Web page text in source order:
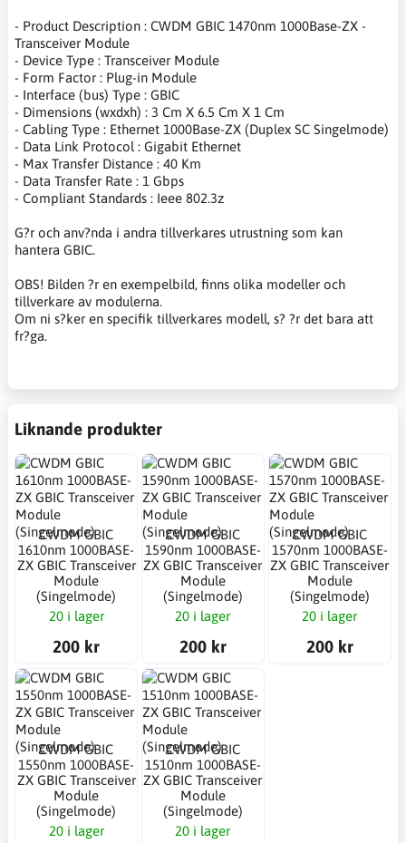
- Product Description : CWDM GBIC 1470nm 1000Base-ZX -
Transceiver Module
- Device Type : Transceiver Module
- Form Factor : Plug-in Module
- Interface (bus) Type : GBIC
- Dimensions (wxdxh) : 3 Cm X 6.5 Cm X 1 Cm
- Cabling Type : Ethernet 1000Base-ZX (Duplex SC Singelmode)
- Data Link Protocol : Gigabit Ethernet
- Max Transfer Distance : 40 Km
- Data Transfer Rate : 1 Gbps
- Compliant Standards : Ieee 802.3z
G?r och anv?nda i andra tillverkares utrustning som kan
hantera GBIC.
OBS! Bilden ?r en exempelbild, finns olika modeller och
tillverkare av modulerna.
Om ni s?ker en specifik tillverkares modell, s? ?r det bara att
fr?ga.
Liknande produkter
CWDM GBIC
1610nm 1000BASE-
ZX GBIC Transceiver
Module
(Singelmode)
20 i lager
200 kr
CWDM GBIC
1590nm 1000BASE-
ZX GBIC Transceiver
Module
(Singelmode)
20 i lager
200 kr
CWDM GBIC
1570nm 1000BASE-
ZX GBIC Transceiver
Module
(Singelmode)
20 i lager
200 kr
CWDM GBIC
1550nm 1000BASE-
ZX GBIC Transceiver
Module
(Singelmode)
20 i lager
CWDM GBIC
1510nm 1000BASE-
ZX GBIC Transceiver
Module
(Singelmode)
20 i lager